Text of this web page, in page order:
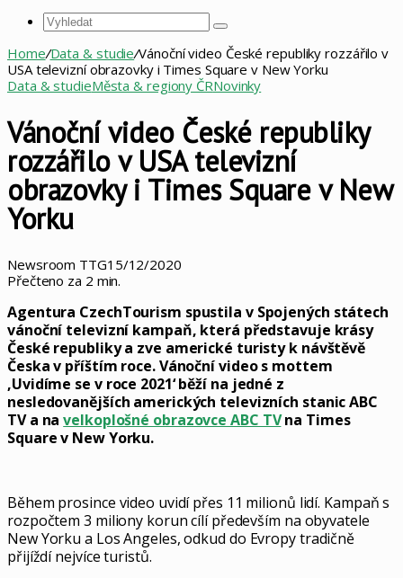
Vyhledat
Home/Data & studie/Vánoční video České republiky rozzářilo v
USA televizní obrazovky i Times Square v New Yorku
Data & studieMěsta & regiony ČRNovinky
Vánoční video České republiky
rozzářilo v USA televizní
obrazovky i Times Square v New
Yorku
Newsroom TTG15/12/2020
Přečteno za 2 min.
Agentura CzechTourism spustila v Spojených státech
vánoční televizní kampaň, která představuje krásy
České republiky a zve americké turisty k návštěvě
Česka v příštím roce. Vánoční video s mottem
‚Uvidíme se v roce 2021‘ běží na jedné z
nesledovanějších amerických televizních stanic ABC
TV a navelkoplošné obrazovce ABC TVna Times
Square v New Yorku.
Během prosince video uvidí přes 11 milionů lidí. Kampaň s
rozpočtem 3 miliony korun cílí především na obyvatele
New Yorku a Los Angeles, odkud do Evropy tradičně
přijíždí nejvíce turistů.